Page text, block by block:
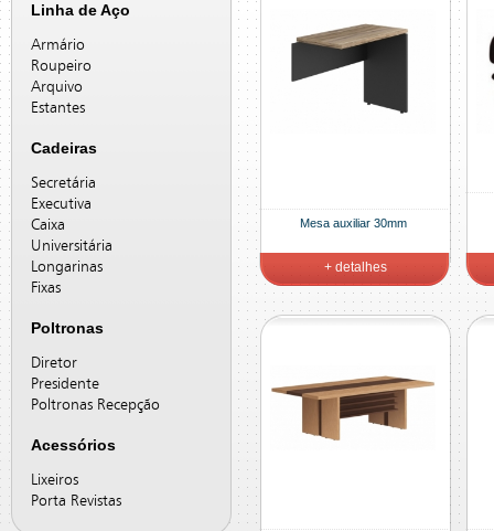
Linha de Aço
Armário
Roupeiro
Arquivo
Estantes
Cadeiras
Secretária
Executiva
Caixa
Universitária
Longarinas
Fixas
Poltronas
Diretor
Presidente
Poltronas Recepção
Acessórios
Lixeiros
Porta Revistas
Mesa auxiliar 30mm
+ detalhes